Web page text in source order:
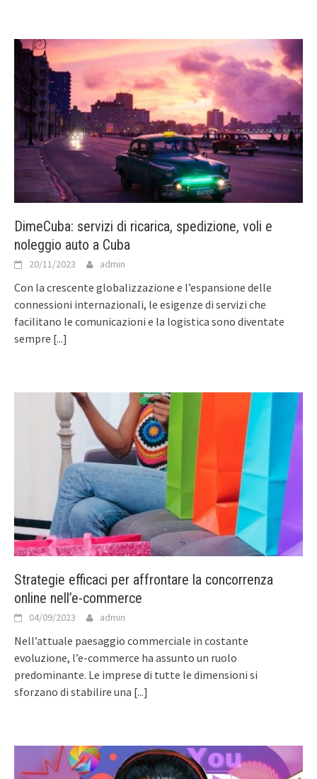
DimeCuba: servizi di ricarica, spedizione, voli e
noleggio auto a Cuba
20/11/2023 admin
Con la crescente globalizzazione e l’espansione delle
connessioni internazionali, le esigenze di servizi che
facilitano le comunicazioni e la logistica sono diventate
sempre [...]
Strategie efficaci per affrontare la concorrenza
online nell’e-commerce
04/09/2023 admin
Nell’attuale paesaggio commerciale in costante
evoluzione, l’e-commerce ha assunto un ruolo
predominante. Le imprese di tutte le dimensioni si
sforzano di stabilire una [...]